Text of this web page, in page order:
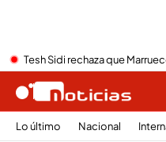
Tesh Sidi rechaza que
Lo último Nacional